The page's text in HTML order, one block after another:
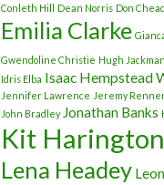
Conleth Hill
Dean Norris Don
Emilia Clarke
Gwendoline Christie Hugh Jackman
Idris Elba Isaac Hempstead
Jennifer Lawrence Jeremy
John Bradley Jonathan Banks
Kit Harington
Lena Headey